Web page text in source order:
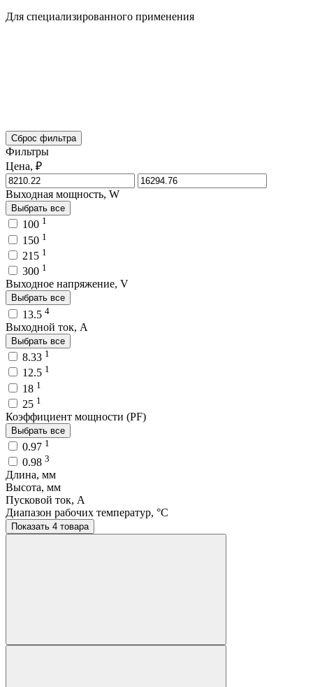
Для специализированного применения
Сброс фильтра
Фильтры
Цена, ₽
Выходная мощность, W
Выбрать все
100 1
150 1
215 1
300 1
Выходное напряжение, V
Выбрать все
13.5 4
Выходной ток, A
Выбрать все
8.33 1
12.5 1
18 1
25 1
Коэффициент мощности (PF)
Выбрать все
0.97 1
0.98 3
Длина, мм
Высота, мм
Пусковой ток, A
Диапазон рабочих температур, °C
Показать 4 товара